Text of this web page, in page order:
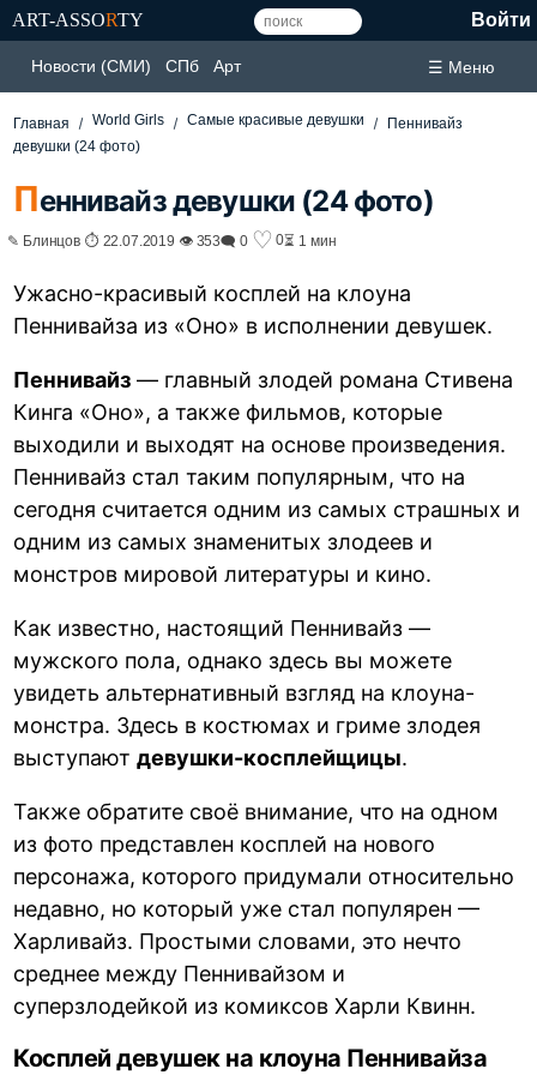
ART-ASSORTY Войти
Новости (СМИ) СПб Арт ☰ Меню
Главная World Girls Самые красивые девушки
Пеннивайз
девушки (24 фото)
Пеннивайз девушки (24 фото)
✎ Блинцов ⏱ 22.07.2019 👁 353🗨 0 ♡ 0⏳ 1 мин
Ужасно-красивый косплей на клоуна
Пеннивайза из «Оно» в исполнении девушек.
Пеннивайз — главный злодей романа Стивена
Кинга «Оно», а также фильмов, которые
выходили и выходят на основе произведения.
Пеннивайз стал таким популярным, что на
сегодня считается одним из самых страшных и
одним из самых знаменитых злодеев и
монстров мировой литературы и кино.
Как известно, настоящий Пеннивайз —
мужского пола, однако здесь вы можете
увидеть альтернативный взгляд на клоуна-
монстра. Здесь в костюмах и гриме злодея
выступаютдевушки-косплейщицы.
Также обратите своё внимание, что на одном
из фото представлен косплей на нового
персонажа, которого придумали относительно
недавно, но который уже стал популярен —
Харливайз. Простыми словами, это нечто
среднее между Пеннивайзом и
суперзлодейкой из комиксов Харли Квинн.
Косплей девушек на клоуна Пеннивайза